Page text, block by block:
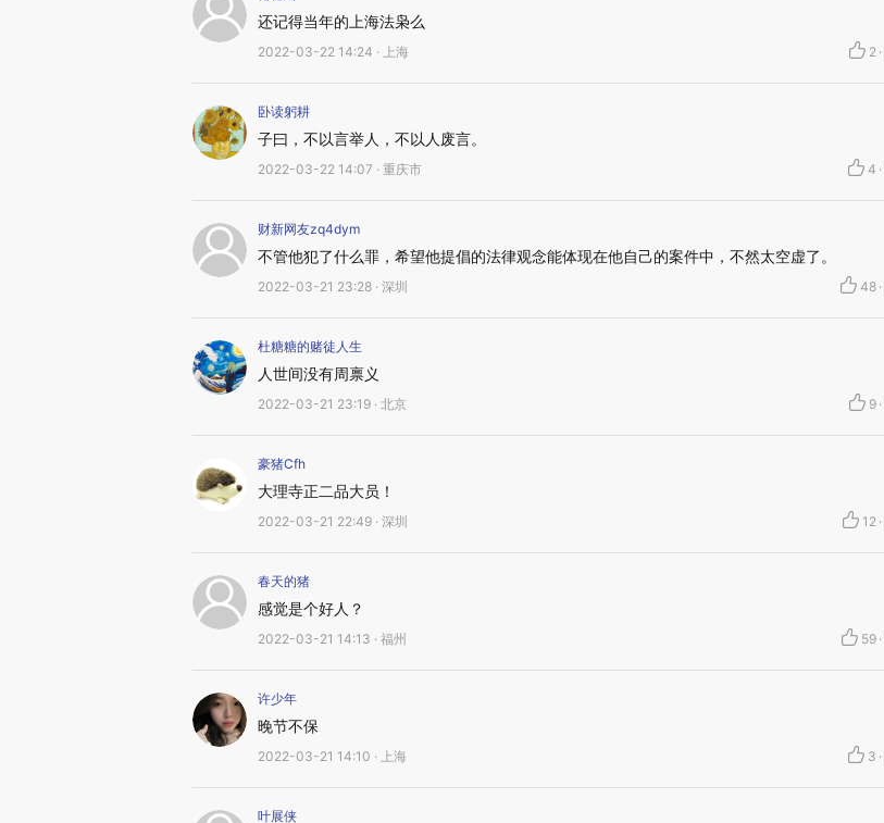
还记得当年的上海法枭么
2022-03-22 14:24 · 上海 2 ·
卧读躬耕
子曰，不以言举人，不以人废言。
2022-03-22 14:07 · 重庆市 4 ·
财新网友zq4dym
不管他犯了什么罪，希望他提倡的法律观念能体现在他自己的案件中，不然太空虚了。
2022-03-21 23:28 · 深圳 48 ·
杜糖糖的赌徒人生
人世间没有周禀义
2022-03-21 23:19 · 北京 9 ·
豪猪Cfh
大理寺正二品大员！
2022-03-21 22:49 · 深圳 12 ·
春天的猪
感觉是个好人？
2022-03-21 14:13 · 福州 59 ·
许少年
晚节不保
2022-03-21 14:10 · 上海 3 ·
叶展侠